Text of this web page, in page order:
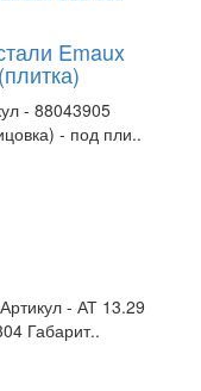
Emaux
- 88043905
- под пли..
- АТ 13.29
Габарит..